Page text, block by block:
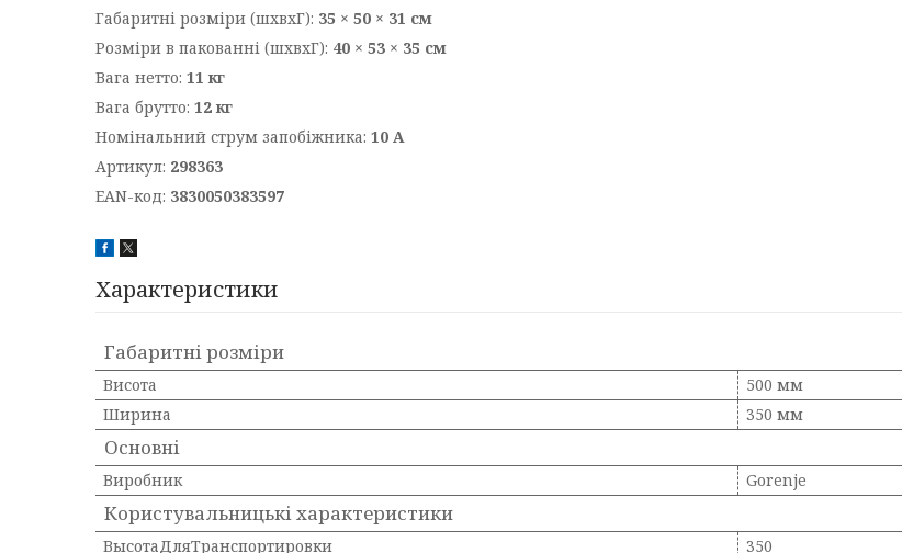
Габаритні розміри (шхвхГ): 35 × 50 × 31 см
Розміри в пакованні (шхвхГ): 40 × 53 × 35 см
Вага нетто: 11 кг
Вага брутто: 12 кг
Номінальний струм запобіжника: 10 А
Артикул: 298363
ЕАN-код: 3830050383597
Характеристики
Габаритні розміри
Висота
500 мм
Ширина
350 мм
Основні
Виробник Gorenje
Користувальницькі характеристики
ВысотаДляТранспортировки
350